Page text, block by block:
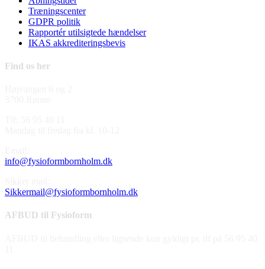
Træningscenter
GDPR politik
Rapportér utilsigtede hændelser
IKAS akkrediteringsbevis
Find os her
info@fysioformbornholm.dk
Sikkermail@fysioformbornholm.dk
AFBUD til Fysioform